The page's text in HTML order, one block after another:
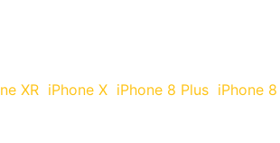
XR iPhone X iPhone 8 Plus iPhone 8